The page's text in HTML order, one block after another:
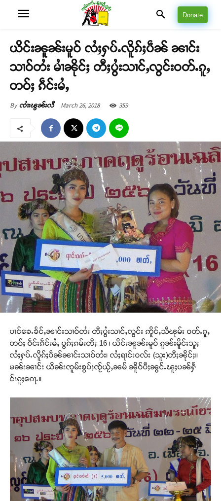
Donate
ယိင်းၼူၼ်းမူဝ် လႆႈႁပ်ႉလိူၵ်ႈပဵၼ် ၼၢင်း
သၢဝ်တႆး မၢႆၼိုင်ႈ တီႈပွႆးသၢင်ႇလွင်းဝတ်ႉၵူႇ
တဝ်ႈ ၵဵင်းမႆႇ
By ၸၢႆးၽွၼ်းလီ March 26, 2018 359
ပၢင်ၶေႉၶႅင်ႇၼၢင်းသၢဝ်တႆး တီႈပွႆးသၢင်ႇလွင်း ဢိူင်ႇသီၽုမ်း ဝတ်ႉၵူႇ
တဝ်ႈ ဝဵင်းၵဵင်းမႆႇ ပွၵ်ႈၵမ်းတီႈ 16 ၊ ယိင်းၼူၼ်းမူဝ် ၵူၼ်းမိူင်းသူႈ
လႆႈႁပ်ႉလိူၵ်ႈပဵၼ်ၼၢင်းသၢဝ်တႆး၊ လႆႈရၢင်းဝလ်း (သူး)တီႈၼိုင်ႈ။
မၼ်းၼၢင်း ယိၼ်းၸူမ်းၶွပ်ႈၸႂ်ယႂ်ႇၼမ် ၼိူဝ်ပီႈၼွင်ႉၽူႈပၼ်ႁႅ
င်းၵူႈၵေႃႉ။